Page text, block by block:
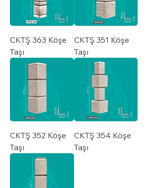
CKTŞ 363 Köşe
Taşı
CKTŞ 351 Köşe
Taşı
CKTŞ 352 Köşe
Taşı
CKTŞ 354 Köşe
Taşı